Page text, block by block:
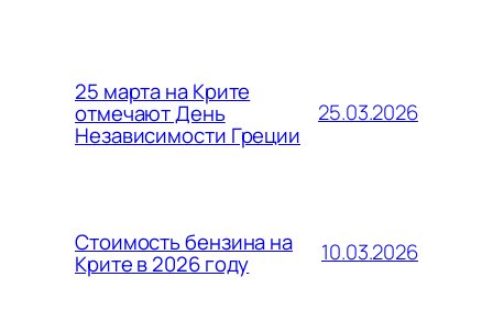
25 марта на Крите
отмечают День
Независимости Греции
25.03.2026
Стоимость бензина на
Крите в 2026 году 10.03.2026